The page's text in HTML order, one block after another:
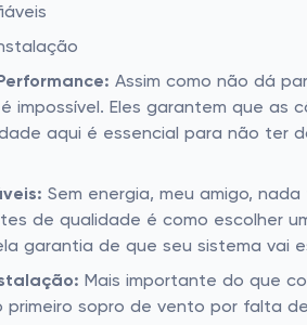
Assim como não dá
impossível. Eles garantem que as
aqui é essencial para não ter
Sem energia, meu amigo,
de qualidade é como escolher
garantia de que seu sistema vai
Mais importante do que
primeiro sopro de vento por falta